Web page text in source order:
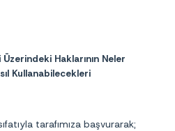
Haklarının Neler
Kullanabilecekleri
tarafımıza başvurarak;